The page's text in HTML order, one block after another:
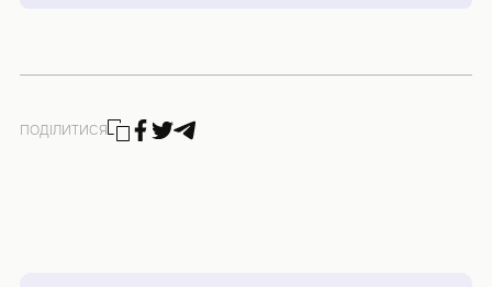
ПОДІЛИТИСЯ